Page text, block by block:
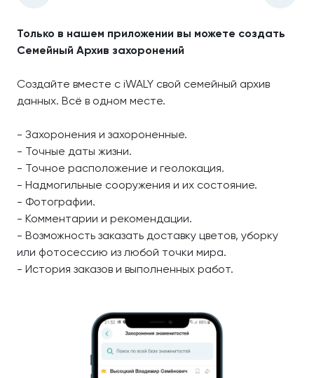
Только в нашем приложении вы можете создать
Семейный Архив захоронений
Создайте вместе с iWALY свой семейный архив
данных. Всё в одном месте.
- Захоронения и захороненные.
- Точные даты жизни.
- Точное расположение и геолокация.
- Надмогильные сооружения и их состояние.
- Фотографии.
- Комментарии и рекомендации.
- Возможность заказать доставку цветов, уборку
или фотосессию из любой точки мира.
- История заказов и выполненных работ.